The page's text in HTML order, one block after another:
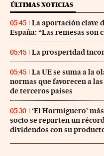
ÚLTIMAS NOTICIAS
05:45
La aportación clave
España: “Las remesas
05:45 La prosperidad
05:45
La UE se suma a la
normas que favorecen a
de terceros países
05:30
‘El Hormiguero’
socio se reparten un
dividendos con su